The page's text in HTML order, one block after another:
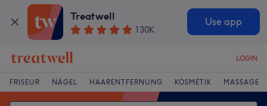
Treatwell
130K
Use app
LOGIN
FRISEUR NÄGEL HAARENTFERNUNG KOSMETIK MASSAGE